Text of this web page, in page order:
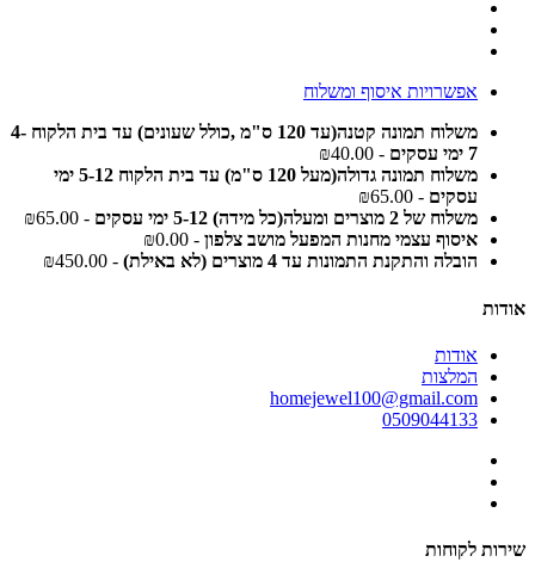
אפשרויות איסוף ומשלוח
משלוח תמונה קטנה(עד 120 ס"מ ,כולל שעונים) עד בית הלקוח 4-
7 ימי עסקים
- ₪40.00
משלוח תמונה גדולה(מעל 120 ס"מ) עד בית הלקוח 5-12 ימי
עסקים - ₪65.00
משלוח של 2 מוצרים ומעלה(כל מידה) 5-12 ימי עסקים
- ₪65.00
איסוף עצמי מחנות המפעל מושב צלפון - ₪0.00
הובלה והתקנת התמונות עד 4 מוצרים (לא באילת)
- ₪450.00
אודות
אודות
המלצות
homejewel100@gmail.com
0509044133
שירות לקוחות